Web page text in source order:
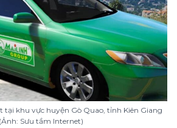
tại khu vực huyện Gò Quao, tỉnh Kiên Giang
(Ảnh: Sưu tầm Internet)